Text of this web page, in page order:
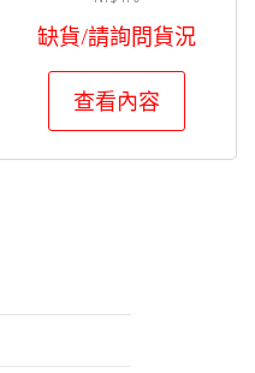
缺貨/請詢問貨況
查看內容